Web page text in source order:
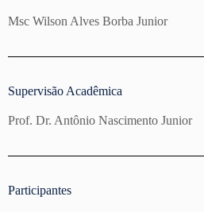
Msc Wilson Alves Borba Junior
Supervisão Acadêmica
Prof. Dr. Antônio Nascimento Junior
Participantes